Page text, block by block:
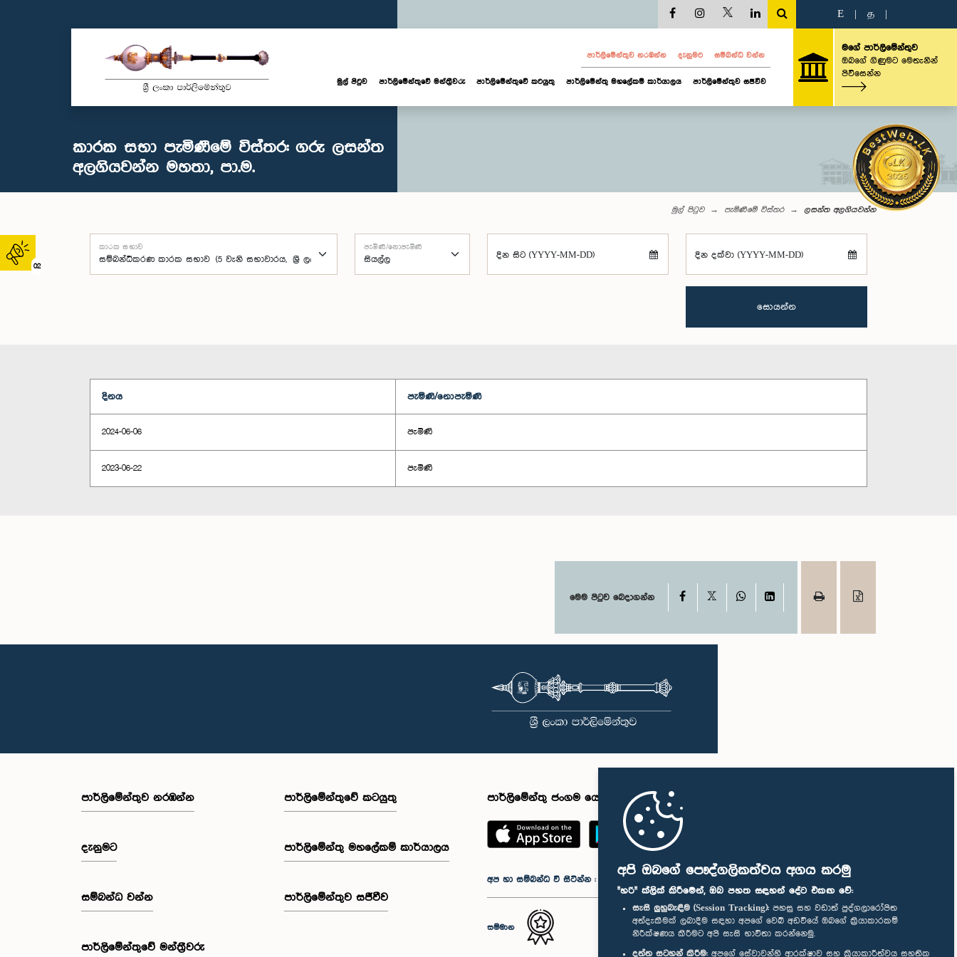
අපි ඔබගේ පෞද්ගලිකත්වය අගය කරමු
"හරි" ක්ලික් කිරීමෙන්, ඔබ පහත සඳහන් දේට එකඟ වේ:
සැසි ලුහුබැඳීම (Session Tracking): පහසු සහ වඩාත් පුද්ගලාරෝපිත
අත්දැකීමක් ලබාදීම සඳහා අපගේ වෙබ් අඩවියේ ඔබගේ ක්‍රියාකාරකම්
නිරීක්ෂණය කිරීමට අපි සැසි භාවිතා කරන්නෙමු.
දත්ත සටහන් කිරීම: අපගේ සේවාවන්හි ආරක්ෂාව සහ ක්‍රියාකාරීත්වය සහතික
02
E த
පාර්ලි‌මේන්තුව නරඹන්න දැනුමට සම්බන්ධ වන්න
මුල් පිටුව පාර්ලි‌මේන්තුවේ මන්ත්‍රීවරු පාර්ලිමේන්තුවේ කටයුතු පාර්ලිමේන්තු මහලේකම් කාර්යාලය පාර්ලිමේන්තුව සජීවීව
මගේ පාර්ලිමේන්තුව
ඔබගේ ගිණුමට මෙතැනින්
පිවිසෙන්න
කාරක සභා පැමිණීමේ විස්තර: ගරු ලසන්ත
අලගියවන්න මහතා, පා.ම.
මුල් පිටුව පැමිණීමේ විස්තර ලසන්ත අලගියවන්න
කාරක සභාව පැමිණි/නොපැමිණි
දින සිට (YYYY-MM-DD) දින දක්වා (YYYY-MM-DD)
සොයන්න
දිනය පැමිණි/නොපැමිණි
2024-06-06 පැමිණි
2023-06-22 පැමිණි
මෙම පිටුව බෙදාගන්න Facebook WhatsAppLinkedIn
පාර්ලි‌මේන්තුව නරඹන්න
දැනුමට
සම්බන්ධ වන්න
පාර්ලි‌මේන්තුවේ මන්ත්‍රීවරු
පාර්ලිමේන්තුවේ කටයුතු
පාර්ලිමේන්තු මහලේකම් කාර්යාලය
පාර්ලිමේන්තුව සජීවීව
පාර්ලිමේන්තු ජංගම යෙදුම
අප හා සම්බන්ධ වී සිටින්න :
සම්මාන